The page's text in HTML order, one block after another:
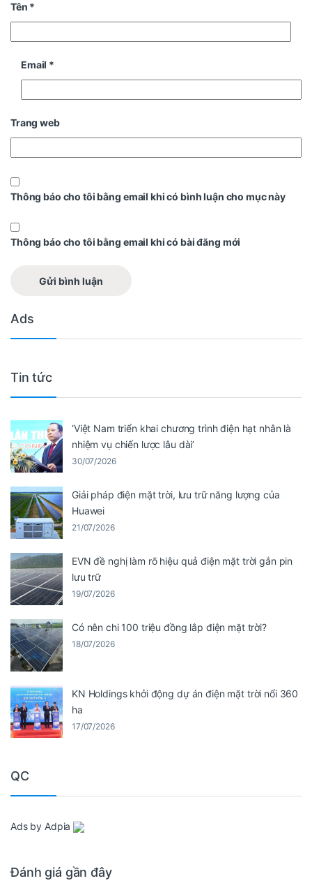
Tên *
Email *
Trang web
Thông báo cho tôi bằng email khi có bình luận cho mục này
Thông báo cho tôi bằng email khi có bài đăng mới
Ads
Tin tức
‘Việt Nam triển khai chương trình điện hạt nhân là
nhiệm vụ chiến lược lâu dài’
30/07/2026
Giải pháp điện mặt trời, lưu trữ năng lượng của
Huawei
21/07/2026
EVN đề nghị làm rõ hiệu quả điện mặt trời gắn pin
lưu trữ
19/07/2026
Có nên chi 100 triệu đồng lắp điện mặt trời?
18/07/2026
KN Holdings khởi động dự án điện mặt trời nổi 360
ha
17/07/2026
QC
Ads by Adpia
Đánh giá gần đây